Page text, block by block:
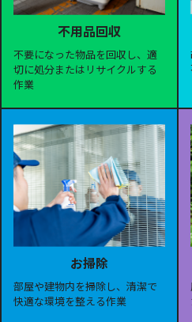
不用品回収
不要になった物品を回収し、適
切に処分またはリサイクルする
作業
お掃除
部屋や建物内を掃除し、清潔で
快適な環境を整える作業